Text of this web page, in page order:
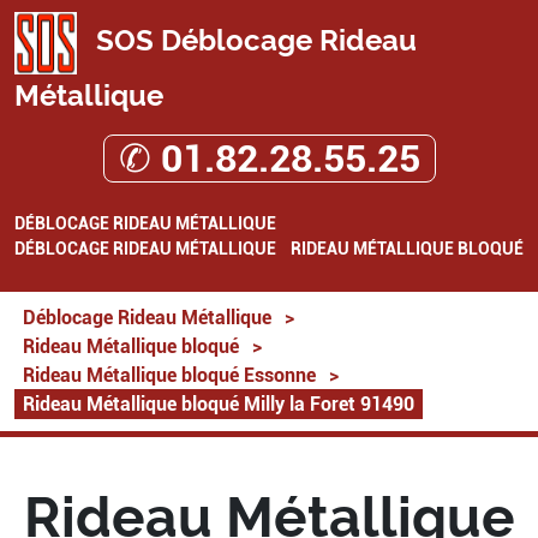
SOS Déblocage Rideau
Métallique
✆ 01.82.28.55.25
DÉBLOCAGE RIDEAU MÉTALLIQUE
DÉBLOCAGE RIDEAU MÉTALLIQUE
RIDEAU MÉTALLIQUE BLOQUÉ
Déblocage Rideau Métallique
>
Rideau Métallique bloqué
>
Rideau Métallique bloqué Essonne
>
Rideau Métallique bloqué Milly la Foret 91490
Rideau Métallique